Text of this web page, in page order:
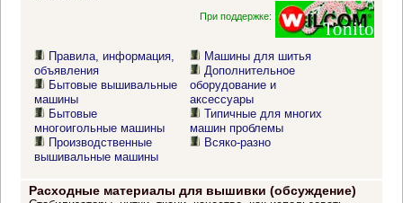
При поддержке:
Правила, информация,
объявления
Бытовые вышивальные
машины
Бытовые
многоигольные машины
Производственные
вышивальные машины
Машины для шитья
Дополнительное
оборудование и
аксессуары
Типичные для многих
машин проблемы
Всяко-разно
Расходные материалы для вышивки (обсуждение)